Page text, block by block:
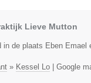
Lieve Mutton
in de plaats Eben Emael
» Kessel Lo Google